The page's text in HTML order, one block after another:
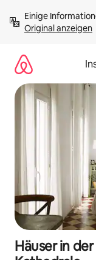
Inhalten
springenOriginal anzeigen
Häuser in